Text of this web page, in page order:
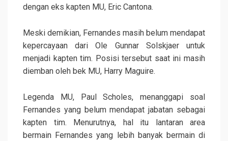
dengan eks kapten MU, Eric Cantona.
Meski demikian, Fernandes masih belum mendapat
kepercayaan dari Ole Gunnar Solskjaer untuk
menjadi kapten tim. Posisi tersebut saat ini masih
diemban oleh bek MU, Harry Maguire.
Legenda MU, Paul Scholes, menanggapi soal
Fernandes yang belum mendapat jabatan sebagai
kapten tim. Menurutnya, hal itu lantaran area
bermain Fernandes yang lebih banyak bermain di